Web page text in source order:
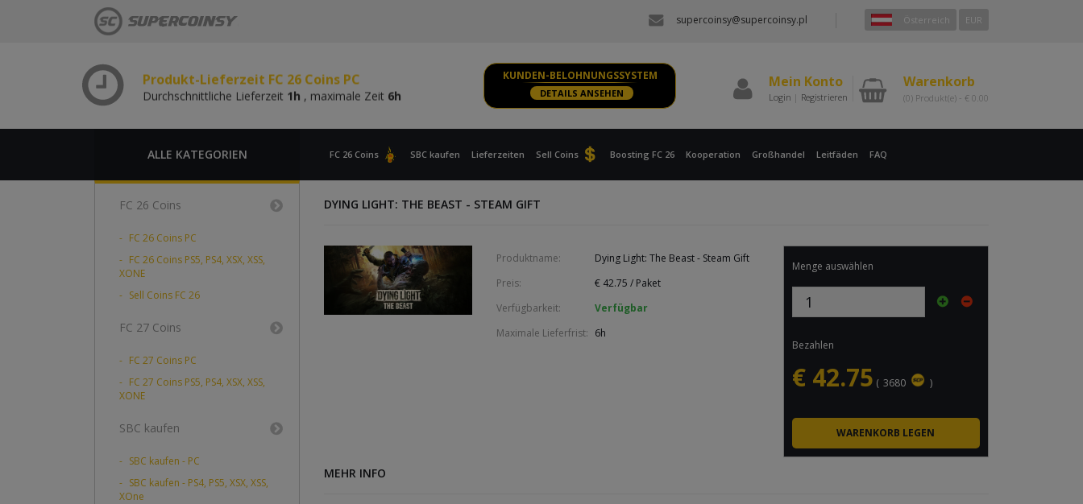
supercoinsy@supercoinsy.pl Österreich EUR
Produkt-Lieferzeit FC 26 Coins PC
Durchschnittliche Lieferzeit 1h , maximale Zeit 6h
KUNDEN-BELOHNUNGSSYSTEM
DETAILS ANSEHEN
Mein Konto
Login | Registrieren
Warenkorb
(0) Produkt(e) - € 0.00
ALLE KATEGORIEN FC 26 Coins SBC kaufen Lieferzeiten Sell Coins Boosting FC 26 Kooperation Großhandel Leitfäden FAQ
FC 26 Coins
FC 26 Coins PC
FC 26 Coins PS5, PS4, XSX, XSS,
XONE
Sell Coins FC 26
FC 27 Coins
FC 27 Coins PC
FC 27 Coins PS5, PS4, XSX, XSS,
XONE
SBC kaufen
SBC kaufen - PC
SBC kaufen - PS4, PS5, XSX, XSS,
XOne
DYING LIGHT: THE BEAST - STEAM GIFT
Produktname:
Dying Light: The Beast - Steam Gift
Preis:
€ 42.75 / Paket
Verfügbarkeit:
Verfügbar
Maximale Lieferfrist: 6h
Menge auswählen
Bezahlen
€ 42.75 ( 3680 )
MEHR INFO